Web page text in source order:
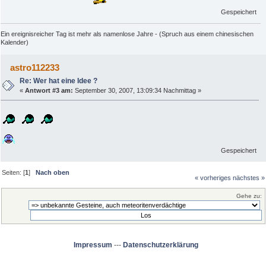
Gespeichert
Ein ereignisreicher Tag ist mehr als namenlose Jahre - (Spruch aus einem chinesischen
Kalender)
astro112233
Re: Wer hat eine Idee ?
«Antwort #3 am: September 30, 2007, 13:09:34 Nachmittag »
Gespeichert
Seiten: [1] Nach oben
« vorheriges nächstes »
Gehe zu:
Impressum --- Datenschutzerklärung